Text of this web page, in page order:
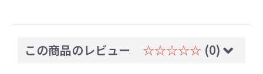
この商品のレビュー ☆☆☆☆☆ (0)